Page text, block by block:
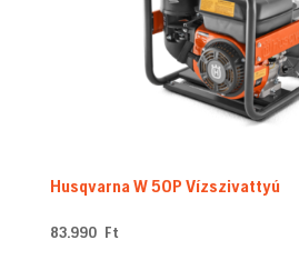
Husqvarna W 50P Vízszivattyú
83.990 Ft